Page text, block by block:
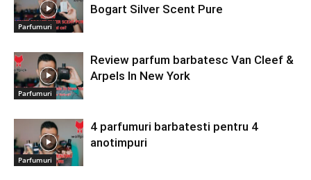
Parfumuri
Bogart Silver Scent Pure
Parfumuri
Review parfum barbatesc Van Cleef &
Arpels In New York
Parfumuri
4 parfumuri barbatesti pentru 4
anotimpuri